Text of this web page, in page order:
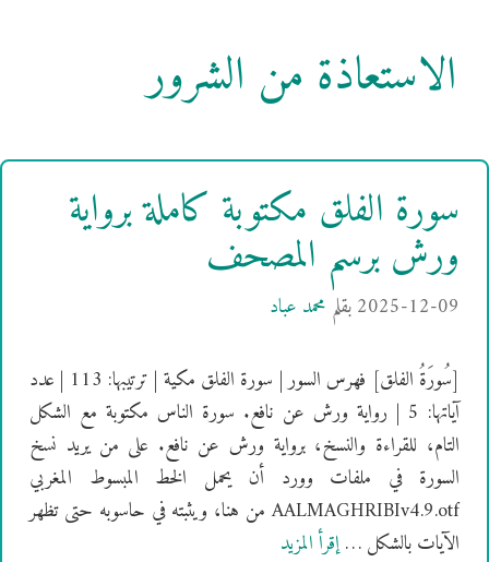
الاستعاذة من الشرور
سورة الفلق مكتوبة كاملة برواية
ورش برسم المصحف
2025-12-09بقلم محمد عباد
[سُورَةُ الفلق] فهرس السور | سورة الفلق مكية | ترتيبها: 113 | عدد
آياتها: 5 | رواية ورش عن نافع. سورة الناس مكتوبة مع الشكل
التام، للقراءة والنسخ، برواية ورش عن نافع. على من يريد نسخ
السورة في ملفات وورد أن يحمل الخط المبسوط المغربي
AALMAGHRIBIv4.9.otf من هنا، ويثبته في حاسوبه حتى تظهر
الآيات بالشكل …إقرأ المزيد